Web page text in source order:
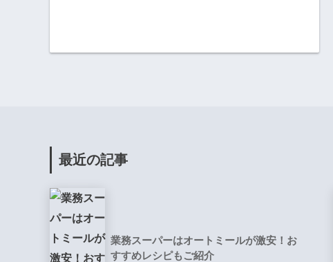
最近の記事
業務スーパーはオートミールが激安！お
すすめレシピもご紹介